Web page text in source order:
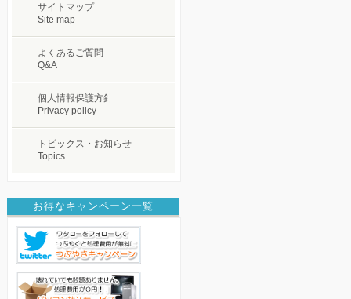
サイトマップ
Site map
よくあるご質問
Q&A
個人情報保護方針
Privacy policy
トピックス・お知らせ
Topics
お得なキャンペーン一覧